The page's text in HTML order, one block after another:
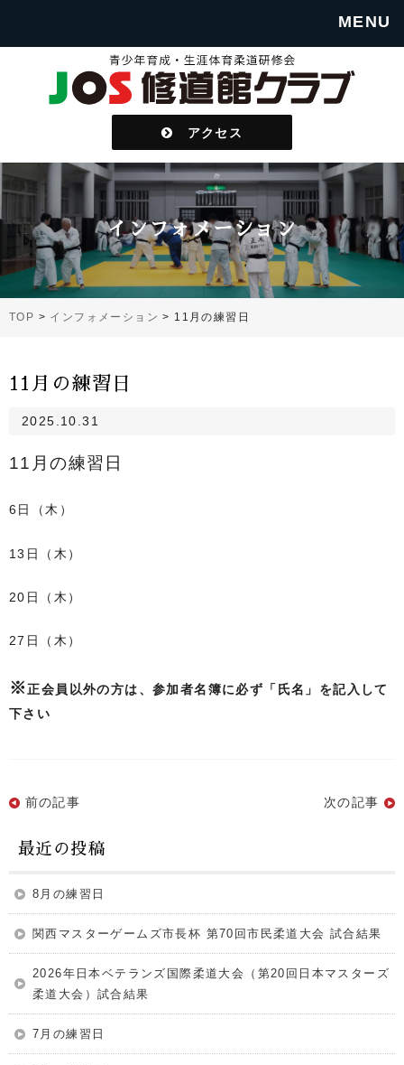
MENU
アクセス
インフォメーション
TOP > インフォメーション > 11月の練習日
11月の練習日
2025.10.31
11月の練習日
6 日（木）
13日（木）
20日（木）
27日（木）
※正会員以外の方は、参加者名簿に必ず「氏名」を記入して
下さい
前の記事 次の記事
最近の投稿
8月の練習日
関西マスターゲームズ市長杯 第70回市民柔道大会 試合結果
2026年日本ベテランズ国際柔道大会（第20回日本マスターズ
柔道大会）試合結果
7月の練習日